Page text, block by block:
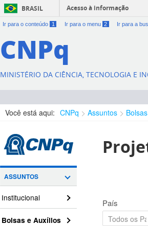
BRASIL Acesso à informação
Ir para o conteúdo 1 Ir para o menu 2 Ir para a
CNPq
MINISTÉRIO DA CIÊNCIA, TECNOLOGIA E
Você está aqui: CNPq Assuntos
ASSUNTOS
Institucional
Bolsas e Auxílios
País